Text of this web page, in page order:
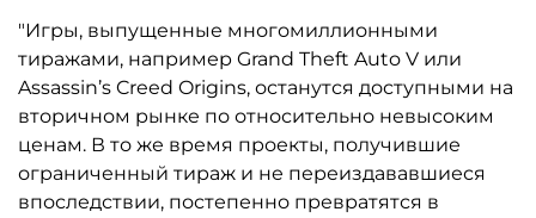
"Игры, выпущенные многомиллионными
тиражами, например Grand Theft Auto V или
Assassin’s Creed Origins, останутся доступными на
вторичном рынке по относительно невысоким
ценам. В то же время проекты, получившие
ограниченный тираж и не переиздававшиеся
впоследствии, постепенно превратятся в